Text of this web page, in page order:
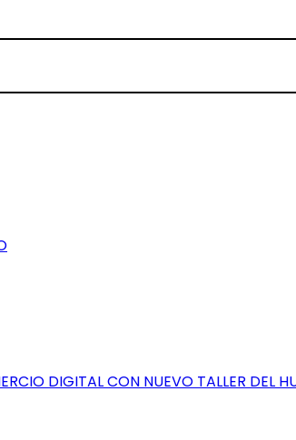
DIGITAL CON NUEVO TALLER DEL